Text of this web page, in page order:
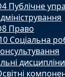
Публічне
Право
Соціальна
дисципліни